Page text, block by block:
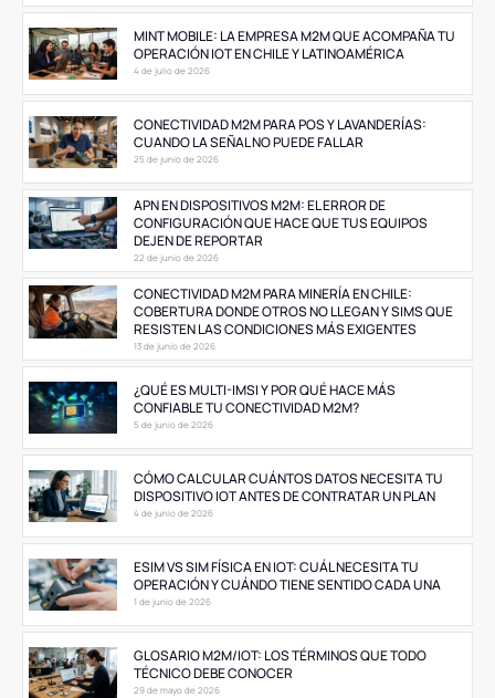
MINT MOBILE: LA EMPRESA M2M QUE ACOMPAÑA TU
OPERACIÓN IOT EN CHILE Y LATINOAMÉRICA
4 de julio de 2026
CONECTIVIDAD M2M PARA POS Y LAVANDERÍAS:
CUANDO LA SEÑAL NO PUEDE FALLAR
25 de junio de 2026
APN EN DISPOSITIVOS M2M: EL ERROR DE
CONFIGURACIÓN QUE HACE QUE TUS EQUIPOS
DEJEN DE REPORTAR
22 de junio de 2026
CONECTIVIDAD M2M PARA MINERÍA EN CHILE:
COBERTURA DONDE OTROS NO LLEGAN Y SIMS QUE
RESISTEN LAS CONDICIONES MÁS EXIGENTES
13 de junio de 2026
¿QUÉ ES MULTI-IMSI Y POR QUÉ HACE MÁS
CONFIABLE TU CONECTIVIDAD M2M?
5 de junio de 2026
CÓMO CALCULAR CUÁNTOS DATOS NECESITA TU
DISPOSITIVO IOT ANTES DE CONTRATAR UN PLAN
4 de junio de 2026
ESIM VS SIM FÍSICA EN IOT: CUÁL NECESITA TU
OPERACIÓN Y CUÁNDO TIENE SENTIDO CADA UNA
1 de junio de 2026
GLOSARIO M2M/IOT: LOS TÉRMINOS QUE TODO
TÉCNICO DEBE CONOCER
29 de mayo de 2026